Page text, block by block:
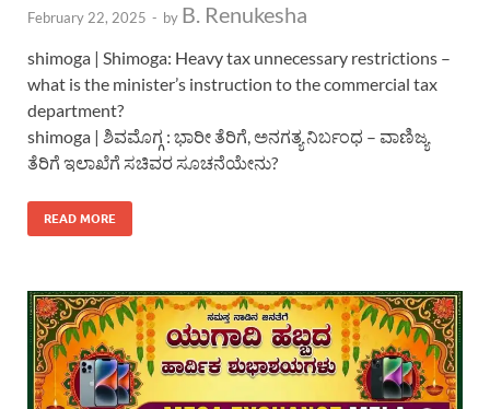
February 22, 2025 - by B. Renukesha
shimoga | Shimoga: Heavy tax unnecessary restrictions –
what is the minister’s instruction to the commercial tax
department?
shimoga | ಶಿವಮೊಗ್ಗ : ಭಾರೀ ತೆರಿಗೆ, ಅನಗತ್ಯ ನಿರ್ಬಂಧ – ವಾಣಿಜ್ಯ
ತೆರಿಗೆ ಇಲಾಖೆಗೆ ಸಚಿವರ ಸೂಚನೆಯೇನು?
READ MORE